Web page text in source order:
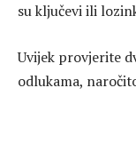
su ključevi ili
Uvijek provjerite
odlukama,